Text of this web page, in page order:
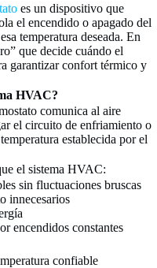
es un dispositivo que
el encendido o apagado del
temperatura deseada. En
que decide cuándo el
garantizar confort térmico y
HVAC?
comunica al aire
el circuito de enfriamiento o
establecida por el
el sistema HVAC:
sin fluctuaciones bruscas
innecesarios
encendidos constantes
confiable